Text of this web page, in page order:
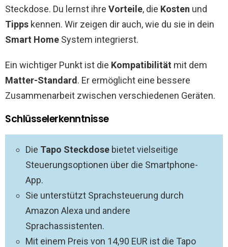
Steckdose. Du lernst ihre Vorteile, die Kosten und
Tipps kennen. Wir zeigen dir auch, wie du sie in dein
Smart Home System integrierst.
Ein wichtiger Punkt ist die Kompatibilität mit dem
Matter-Standard . Er ermöglicht eine bessere
Zusammenarbeit zwischen verschiedenen Geräten.
Schlüsselerkenntnisse
Die Tapo Steckdose bietet vielseitige
Steuerungsoptionen über die Smartphone-
App.
Sie unterstützt Sprachsteuerung durch
Amazon Alexa und andere
Sprachassistenten.
Mit einem Preis von 14,90 EUR ist die Tapo